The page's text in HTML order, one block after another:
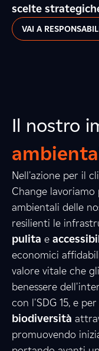
scelte
VAI A
Il nostro
Nell'azione per il
Change
ambientali delle
resilienti le
pulita e
economici
valore vitale che gli
benessere
con l'SDG 15, e
biodiversità
promuovendo
5
2